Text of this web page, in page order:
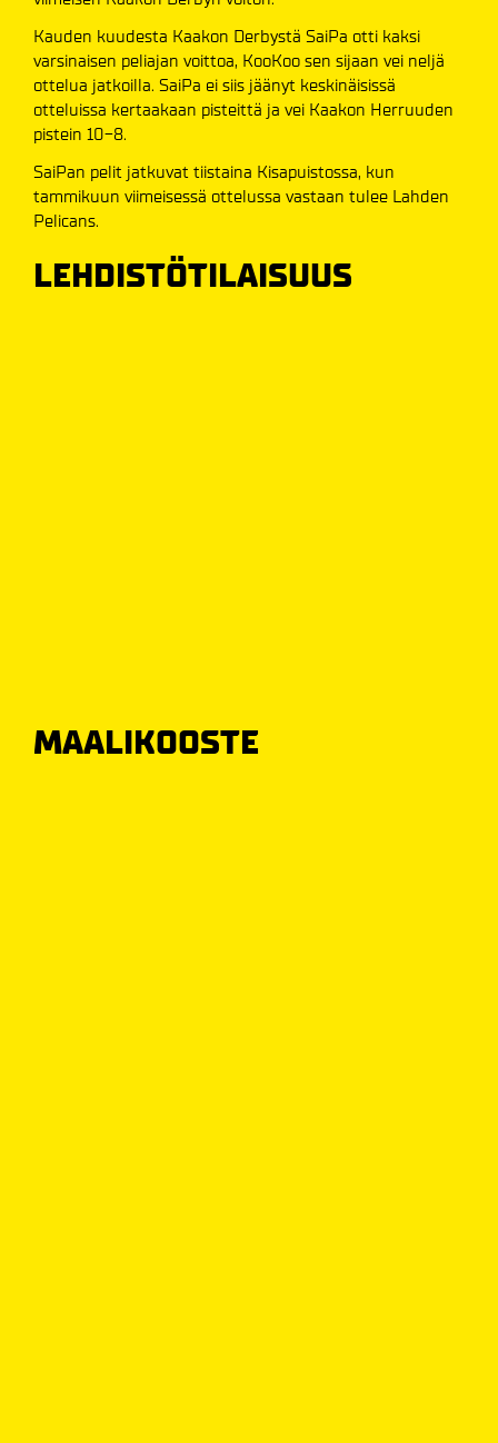
Kauden kuudesta Kaakon Derbystä SaiPa otti kaksi
varsinaisen peliajan voittoa, KooKoo sen sijaan vei neljä
ottelua jatkoilla. SaiPa ei siis jäänyt keskinäisissä
otteluissa kertaakaan pisteittä ja vei Kaakon Herruuden
pistein 10-8.
SaiPan pelit jatkuvat tiistaina Kisapuistossa, kun
tammikuun viimeisessä ottelussa vastaan tulee Lahden
Pelicans.
LEHDISTÖTILAISUUS
MAALIKOOSTE